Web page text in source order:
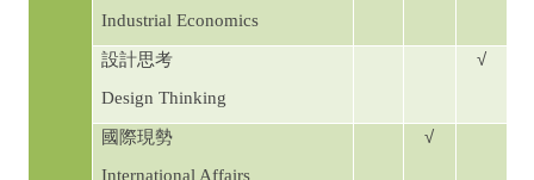
Industrial Economics
設計思考
Design Thinking
√
國際現勢
International Affairs
√